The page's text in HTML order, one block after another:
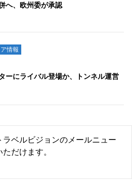
へ、欧州委が承認
情報
ーにライバル登場か、トンネル運営
ベルビジョンのメールニュー
だけます。